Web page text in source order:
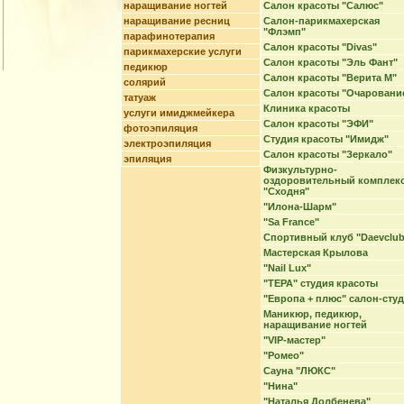
наращивание ногтей
наращивание ресниц
парафинотерапия
парикмахерские услуги
педикюр
солярий
татуаж
услуги имиджмейкера
фотоэпиляция
электроэпиляция
эпиляция
Салон красоты "Салюс"
Салон-парикмахерская
"Флэмп"
Салон красоты "Divas"
Салон красоты "Эль Фант"
Салон красоты "Верита М"
Салон красоты
Клиника красоты
Салон красоты "ЭФИ"
Студия красоты "Имидж"
Салон красоты "Зеркало"
Физкультурно-
оздоровительный
"Сходня"
"Илона-Шарм"
"Sa France"
Спортивный клуб
Мастерская Крылова
"Nail Lux"
"ТЕРА" студия красоты
"Европа + плюс" салон-
Маникюр, педикюр,
наращивание ногтей
"VIP-мастер"
"Ромео"
Сауна "ЛЮКС"
"Нина"
"Наталья Долбенева"